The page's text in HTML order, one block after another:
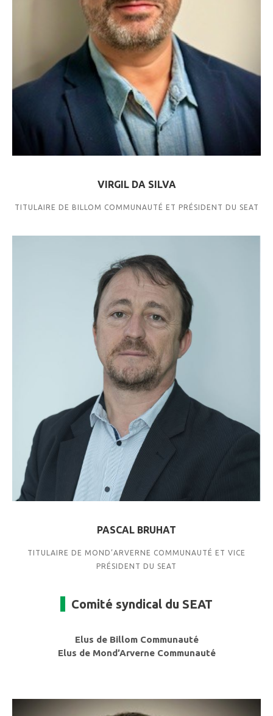
VIRGIL DA SILVA
TITULAIRE DE BILLOM COMMUNAUTÉ ET PRÉSIDENT DU SEAT
PASCAL BRUHAT
TITULAIRE DE MOND’ARVERNE COMMUNAUTÉ ET VICE
PRÉSIDENT DU SEAT
Comité syndical du SEAT
Elus de Billom Communauté
Elus de Mond’Arverne Communauté